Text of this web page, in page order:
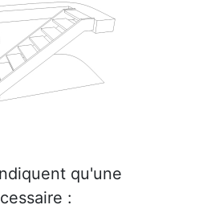
qu'une
: